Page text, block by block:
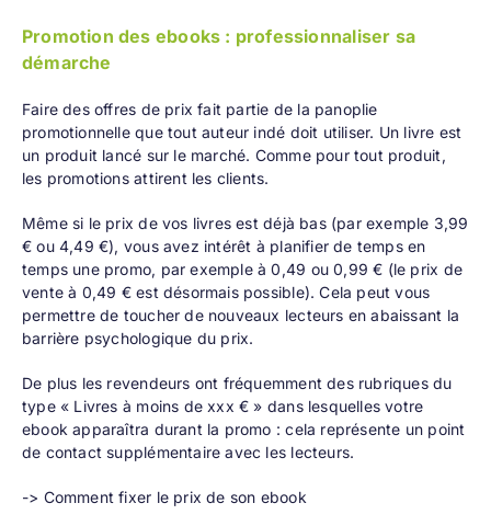
Promotion des ebooks : professionnaliser sa
démarche
Faire des offres de prix fait partie de la panoplie
promotionnelle que tout auteur indé doit utiliser. Un livre est
un produit lancé sur le marché. Comme pour tout produit,
les promotions attirent les clients.
Même si le prix de vos livres est déjà bas (par exemple 3,99
€ ou 4,49 €), vous avez intérêt à planifier de temps en
temps une promo, par exemple à 0,49 ou 0,99 € (le prix de
vente à 0,49 € est désormais possible). Cela peut vous
permettre de toucher de nouveaux lecteurs en abaissant la
barrière psychologique du prix.
De plus les revendeurs ont fréquemment des rubriques du
type « Livres à moins de xxx € » dans lesquelles votre
ebook apparaîtra durant la promo : cela représente un point
de contact supplémentaire avec les lecteurs.
-> Comment fixer le prix de son ebook